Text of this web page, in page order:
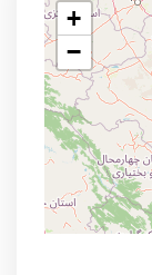
+
−